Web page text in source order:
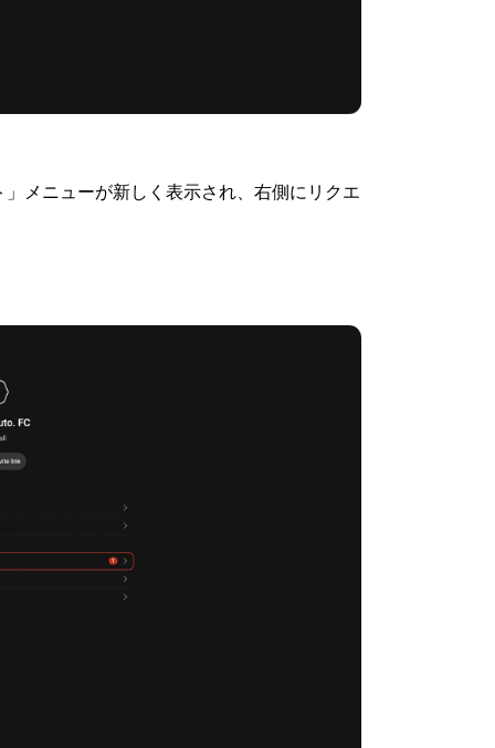
メニューが新しく表示され、右側にリクエ